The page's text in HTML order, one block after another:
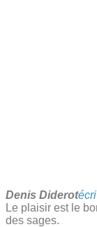
Denis Diderot
Le plaisir est le
des sages.